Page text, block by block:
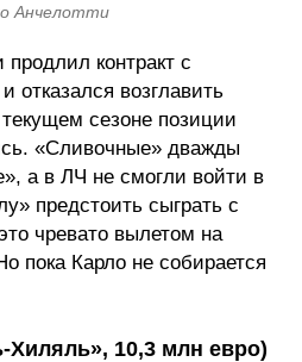
Анчелотти
продлил контракт с
отказался возглавить
сезоне позиции
«Сливочные» дважды
а в ЛЧ не смогли войти в
предстоить сыграть с
чревато вылетом на
пока Карло не собирается
Хиляль», 10,3 млн евро)